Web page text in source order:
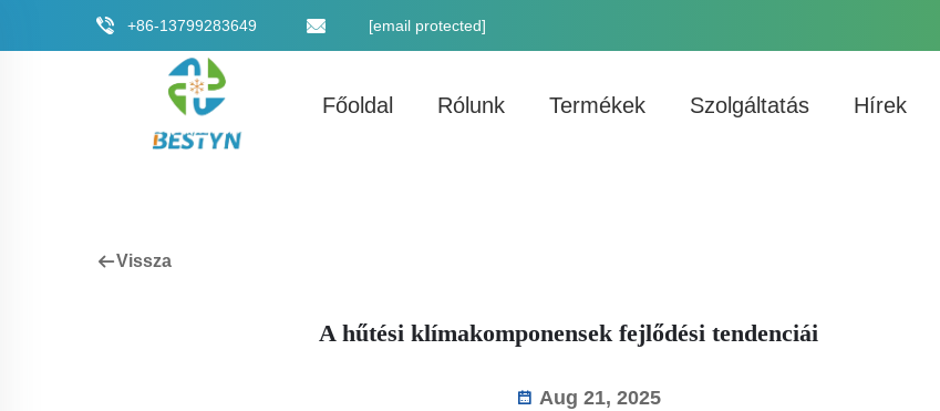
+86-13799283649 [email protected]
Főoldal Rólunk Termékek Szolgáltatás Hírek
Vissza
A hűtési klímakomponensek fejlődési tendenciái
Aug 21, 2025